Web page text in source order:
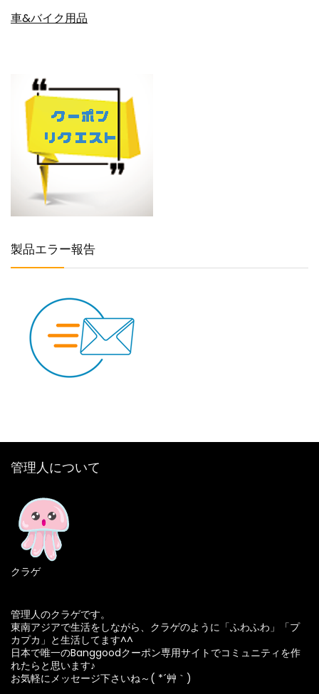
車&バイク用品
製品エラー報告
管理人について
クラゲ
管理人のクラゲです。
東南アジアで生活をしながら、クラゲのように「ふわふわ」「プ
カプカ」と生活してます^^
日本で唯一のBanggoodクーポン専用サイトでコミュニティを作
れたらと思います♪
お気軽にメッセージ下さいね～( *´艸｀)